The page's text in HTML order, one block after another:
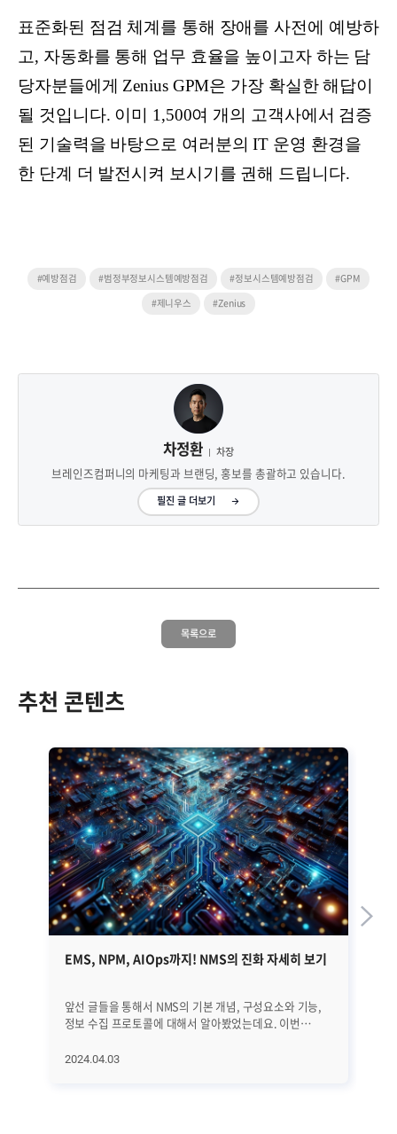
표준화된 점검 체계를 통해 장애를 사전에 예방하
고, 자동화를 통해 업무 효율을 높이고자 하는 담
당자분들에게 Zenius GPM은 가장 확실한 해답이
될 것입니다. 이미 1,500여 개의 고객사에서 검증
된 기술력을 바탕으로 여러분의 IT 운영 환경을
한 단계 더 발전시켜 보시기를 권해 드립니다.
#예방점검 #범정부정보시스템예방점검 #정보시스템예방점검
#GPM
#제니우스
#Zenius
차정환 차장
브레인즈컴퍼니의 마케팅과 브랜딩, 홍보를 총괄하고 있습니다.
필진 글 더보기
목록으로
추천 콘텐츠
EMS, NPM, AIOps까지! NMS의 진화 자세히 보기
앞선 글들을 통해서 NMS의 기본 개념, 구성요소와 기능,
정보 수집 프로토콜에 대해서 알아봤었는데요. 이번
대해서 자세히 알아보겠습니다. EMS, NPM, 그리고
2024.04.03